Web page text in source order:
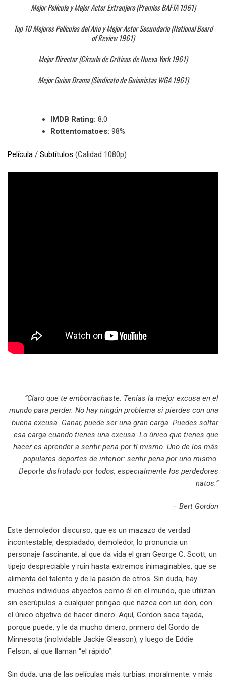
Mejor Película y Mejor Actor Extranjero (Premios BAFTA 1961)
Top 10 Mejores Películas del Año y Mejor Actor Secundario (National Board
of Review 1961)
Mejor Director (Círculo de Críticos de Nueva York 1961)
Mejor Guion Drama (Sindicato de Guionistas WGA 1961)
IMDB Rating: 8,0
Rottentomatoes: 98%
Película / Subtítulos (Calidad 1080p)
“Claro que te emborrachaste. Tenías la mejor excusa en el
mundo para perder. No hay ningún problema si pierdes con una
buena excusa. Ganar, puede ser una gran carga. Puedes soltar
esa carga cuando tienes una excusa. Lo único que tienes que
hacer es aprender a sentir pena por tí mismo. Uno de los más
populares deportes de interior: sentir pena por uno mismo.
Deporte disfrutado por todos, especialmente los perdedores
natos.”
– Bert Gordon
Este demoledor discurso, que es un mazazo de verdad
incontestable, despiadado, demoledor, lo pronuncia un
personaje fascinante, al que da vida el gran George C. Scott, un
tipejo despreciable y ruin hasta extremos inimaginables, que se
alimenta del talento y de la pasión de otros. Sin duda, hay
muchos individuos abyectos como él en el mundo, que utilizan
sin escrúpulos a cualquier pringao que nazca con un don, con
el único objetivo de hacer dinero. Aquí, Gordon saca tajada,
porque puede, y le da mucho dinero, primero del Gordo de
Minnesota (inolvidable Jackie Gleason), y luego de Eddie
Felson, al que llaman “el rápido”.
Sin duda, una de las películas más turbias, moralmente, y más